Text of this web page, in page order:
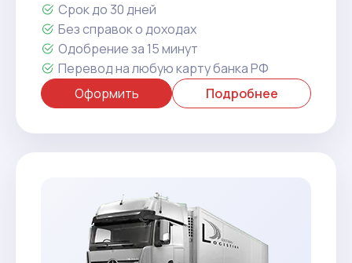
Срок до 30 дней
Без справок о доходах
Одобрение за 15 минут
Перевод на любую карту банка РФ
Оформить
Подробнее